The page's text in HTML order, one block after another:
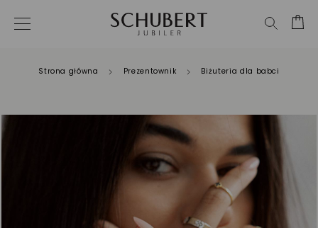
Strona główna Prezentownik Biżuteria dla babci